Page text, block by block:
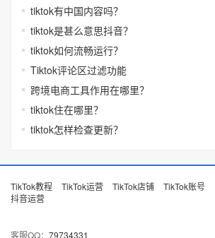
tiktok有中国内容吗？
tiktok是甚么意思抖音？
tiktok如何流畅运行？
Tiktok评论区过滤功能
跨境电商工具作用在哪里？
tiktok住在哪里？
tiktok怎样检查更新？
TikTok教程 TikTok运营 TikTok店铺
TikTok账号
抖音运营
客服QQ： 79734331